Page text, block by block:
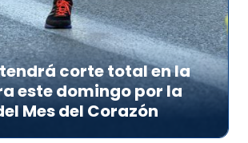
corte total en la
este domingo por la
Mes del Corazón